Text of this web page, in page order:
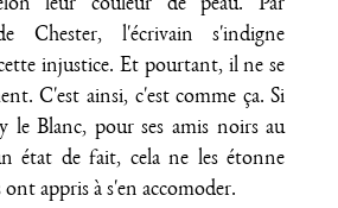
leur couleur de peau. Par
Chester, l'écrivain s'indigne
injustice. Et pourtant, il ne se
C'est ainsi, c'est comme ça. Si
le Blanc, pour ses amis noirs au
état de fait, cela ne les étonne
ont appris à s'en accomoder.